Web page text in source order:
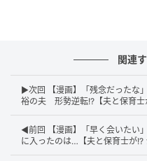
関連
▶次回 【漫画】「残念だったな
裕の夫 形勢逆転!?【夫と保育士
◀前回 【漫画】「早く会いたい
に入ったのは…【夫と保育士が!?